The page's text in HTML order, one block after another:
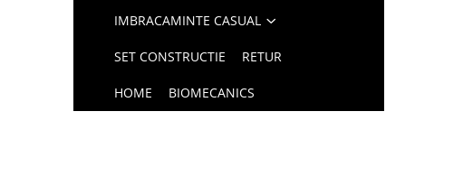
IMBRACAMINTE CASUAL
SET CONSTRUCTIE RETUR
HOME BIOMECANICS